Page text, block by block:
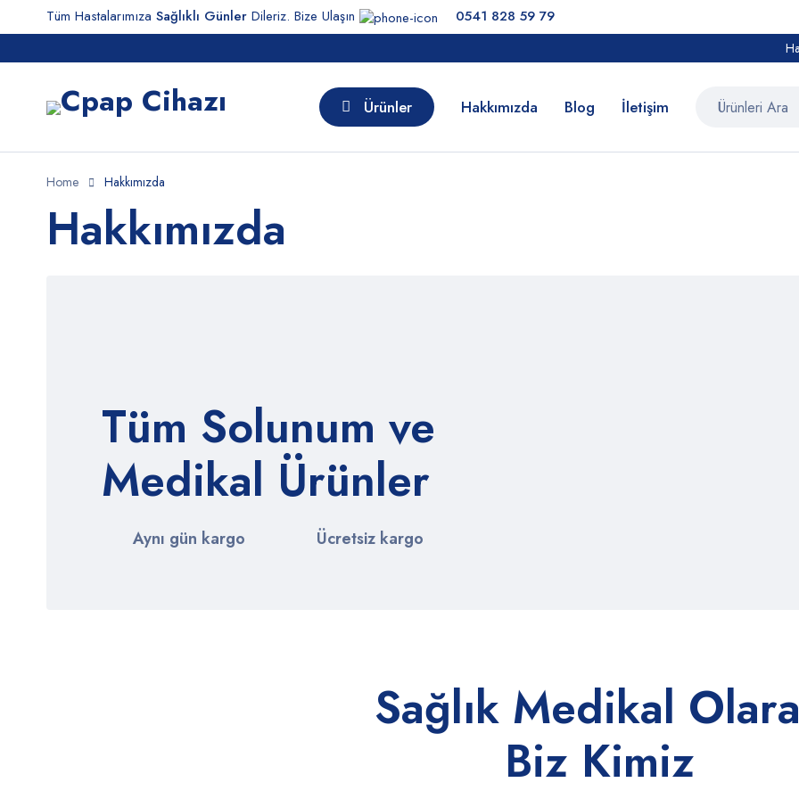
Tüm Hastalarımıza Sağlıklı Günler Dileriz. Bize Ulaşın 0541 828 59 79
Ürünler Hakkımızda Blog İletişim
Home Hakkımızda
Hakkımızda
Tüm Solunum ve
Medikal Ürünler
Aynı gün kargo Ücretsiz kargo
Sağlık Medikal
Biz Kimiz